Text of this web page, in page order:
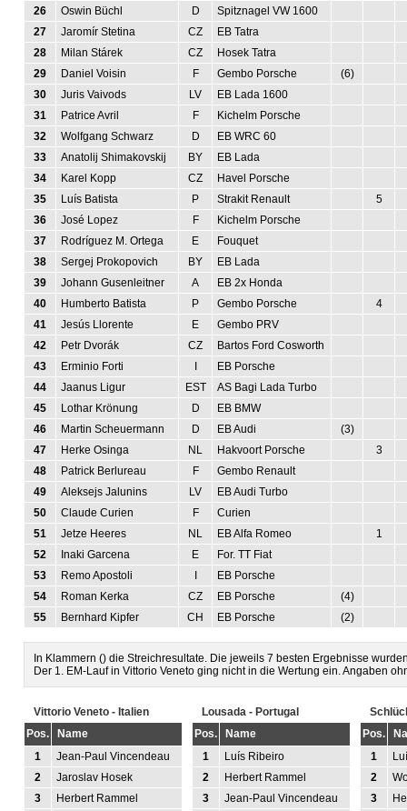
26
Oswin Büchl D
Spitznagel VW 1600
27
Jaromír Stetina CZ
EB Tatra
28
Milan Stárek CZ
Hosek Tatra
29
Daniel Voisin F Gembo Porsche
(6)
30
Juris Vaivods LV
EB Lada 1600
31
Patrice Avril F
Kichelm Porsche
32
Wolfgang Schwarz D
EB WRC 60
33
Anatolij Shimakovskij BY
EB Lada
34
Karel Kopp CZ
Havel Porsche
35
Luís Batista P Strakit Renault
5
36
José Lopez F
Kichelm Porsche
37
Rodríguez M. Ortega E
Fouquet
38
Sergej Prokopovich BY
EB Lada
39
Johann Gusenleitner A
EB 2x Honda
40
Humberto Batista P Gembo Porsche
4
41
Jesús Llorente E
Gembo PRV
42
Petr Dvorák CZ
Bartos Ford Cosworth
43
Erminio Forti
EB Porsche
44
Jaanus Ligur EST
AS Bagi Lada Turbo
45
Lothar Krönung D
EB BMW
46
Martin Scheuermann D EB Audi
(3)
47
Herke Osinga NL Hakvoort Porsche
3
48
Patrick Berlureau F
Gembo Renault
49
Aleksejs Jalunins LV
EB Audi Turbo
50
Claude Curien F
Curien
51
Jetze Heeres NL EB Alfa Romeo
1
52
Inaki Garcena E
For. TT Fiat
53
Remo Apostoli
EB Porsche
54
Roman Kerka CZ EB Porsche
(4)
55
Bernhard Kipfer CH EB Porsche (2)
In Klammern () die Streichresultate. Die jeweils 7 besten Ergebnisse
Der 1. EM-Lauf in Vittorio Veneto ging nicht in die Wertung ein. Angaben
Vittorio Veneto - Italien
Pos.
Name
1
Jean-Paul Vincendeau
2
Jaroslav Hosek
3
Herbert Rammel
Lousada - Portugal
Pos.
Name
1
Luís Ribeiro
2
Herbert Rammel
3
Jean-Paul Vincendeau
Pos.
1
2
3